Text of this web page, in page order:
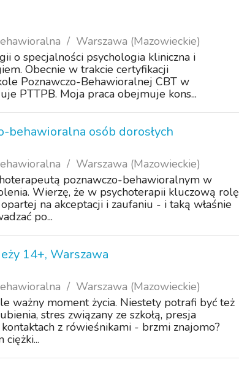
Warszawa (Mazowieckie)
o specjalności psychologia kliniczna i
Obecnie w trakcie certyfikacji
Poznawczo-Behawioralnej CBT w
PTTPB. Moja praca obejmuje kons...
behawioralna osób dorosłych
Warszawa (Mazowieckie)
poznawczo-behawioralnym w
Wierzę, że w psychoterapii kluczową rolę
na akceptacji i zaufaniu - i taką właśnie
po...
14+, Warszawa
Warszawa (Mazowieckie)
ważny moment życia. Niestety potrafi być też
stres związany ze szkołą, presja
z rówieśnikami - brzmi znajomo?